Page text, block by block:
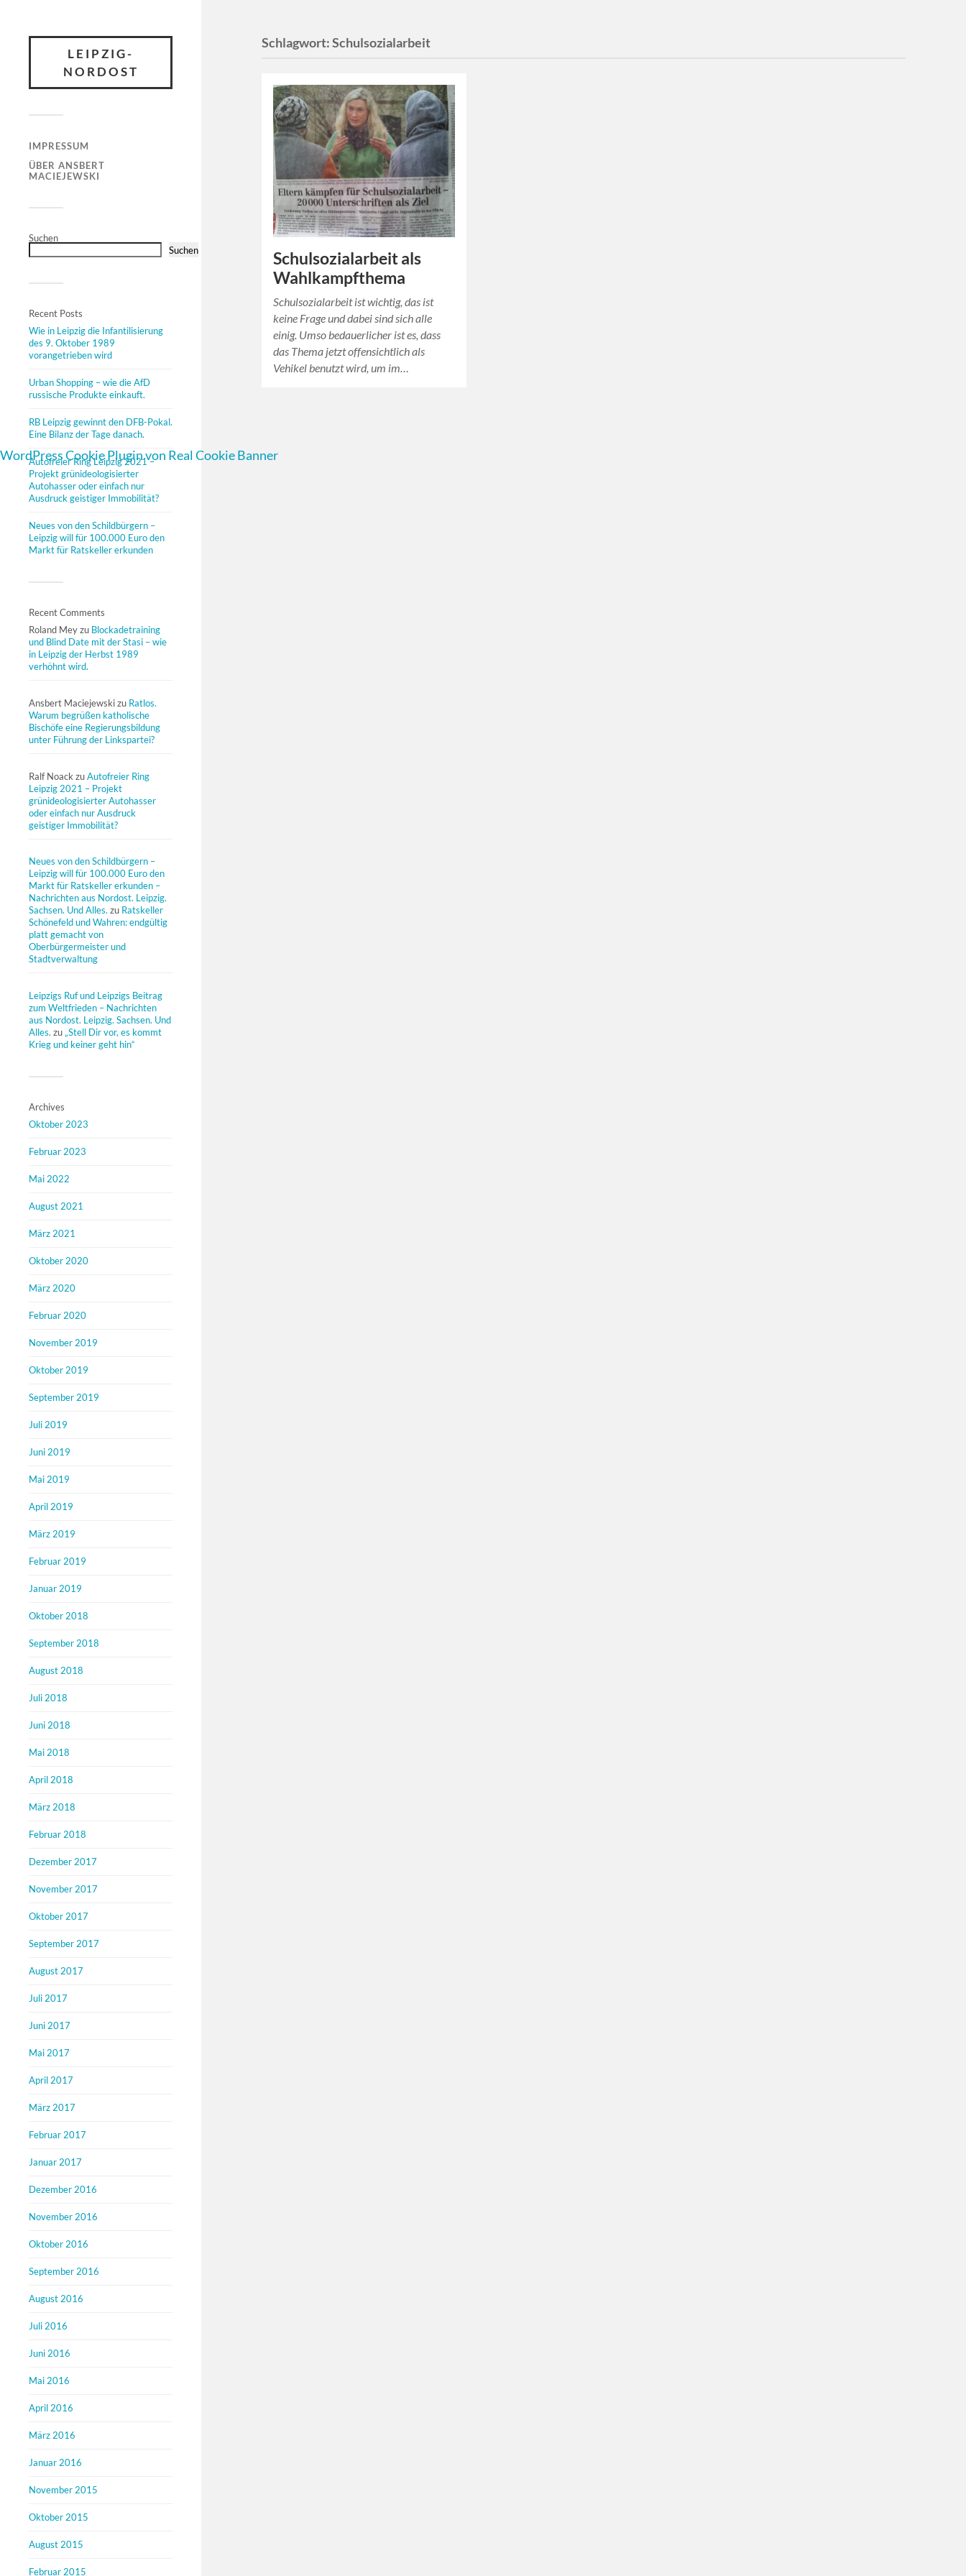
LEIPZIG-
NORDOST
IMPRESSUM
ÜBER ANSBERT
MACIEJEWSKI
Suchen
Suchen
Recent Posts
Wie in Leipzig die Infantilisierung
des 9. Oktober 1989
vorangetrieben wird
Urban Shopping – wie die AfD
russische Produkte einkauft.
RB Leipzig gewinnt den DFB-Pokal.
Eine Bilanz der Tage danach.
Autofreier Ring Leipzig 2021 –
Projekt grünideologisierter
Autohasser oder einfach nur
Ausdruck geistiger Immobilität?
Neues von den Schildbürgern –
Leipzig will für 100.000 Euro den
Markt für Ratskeller erkunden
Recent Comments
Roland Meyzu Blockadetraining
und Blind Date mit der Stasi – wie
in Leipzig der Herbst 1989
verhöhnt wird.
Ansbert Maciejewskizu Ratlos.
Warum begrüßen katholische
Bischöfe eine Regierungsbildung
unter Führung der Linkspartei?
Ralf Noack zuAutofreier Ring
Leipzig 2021 – Projekt
grünideologisierter Autohasser
oder einfach nur Ausdruck
geistiger Immobilität?
Neues von den Schildbürgern –
Leipzig will für 100.000 Euro den
Markt für Ratskeller erkunden –
Nachrichten aus Nordost. Leipzig.
Sachsen. Und Alles. zu Ratskeller
Schönefeld und Wahren: endgültig
platt gemacht von
Oberbürgermeister und
Stadtverwaltung
Leipzigs Ruf und Leipzigs Beitrag
zum Weltfrieden – Nachrichten
aus Nordost. Leipzig. Sachsen. Und
Alles. zu „Stell Dir vor, es kommt
Krieg und keiner geht hin“
Archives
Oktober 2023
Februar 2023
Mai 2022
August 2021
März 2021
Oktober 2020
März 2020
Februar 2020
November 2019
Oktober 2019
September 2019
Juli 2019
Juni 2019
Mai 2019
April 2019
März 2019
Februar 2019
Januar 2019
Oktober 2018
September 2018
August 2018
Juli 2018
Juni 2018
Mai 2018
April 2018
März 2018
Februar 2018
Dezember 2017
November 2017
Oktober 2017
September 2017
August 2017
Juli 2017
Juni 2017
Mai 2017
April 2017
März 2017
Februar 2017
Januar 2017
Dezember 2016
November 2016
Oktober 2016
September 2016
August 2016
Juli 2016
Juni 2016
Mai 2016
April 2016
März 2016
Januar 2016
November 2015
Oktober 2015
August 2015
Februar 2015
Schlagwort:Schulsozialarbeit
Schulsozialarbeit als
Wahlkampfthema
Schulsozialarbeit ist wichtig, das ist
keine Frage und dabei sind sich alle
einig. Umso bedauerlicher ist es, dass
das Thema jetzt offensichtlich als
Vehikel benutzt wird, um im…
WordPress Cookie Plugin von Real Cookie Banner